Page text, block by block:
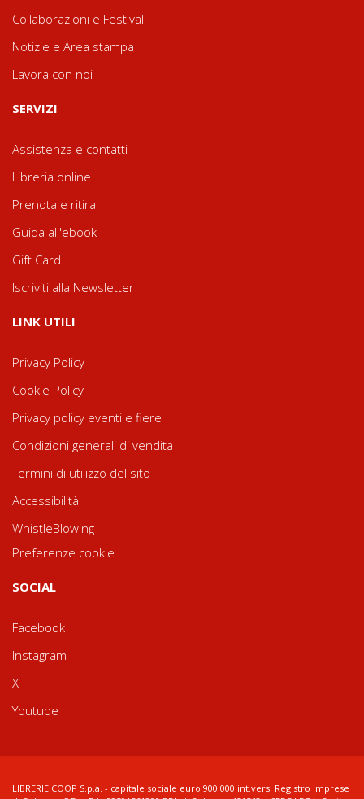
Collaborazioni e Festival
Notizie e Area stampa
Lavora con noi
SERVIZI
Assistenza e contatti
Libreria online
Prenota e ritira
Guida all'ebook
Gift Card
Iscriviti alla Newsletter
LINK UTILI
Privacy Policy
Cookie Policy
Privacy policy eventi e fiere
Condizioni generali di vendita
Termini di utilizzo del sito
Accessibilità
WhistleBlowing
Preferenze cookie
SOCIAL
Facebook
Instagram
X
Youtube
LIBRERIE.COOP S.p.a. - capitale sociale euro 900.000 int.vers. Registro imprese